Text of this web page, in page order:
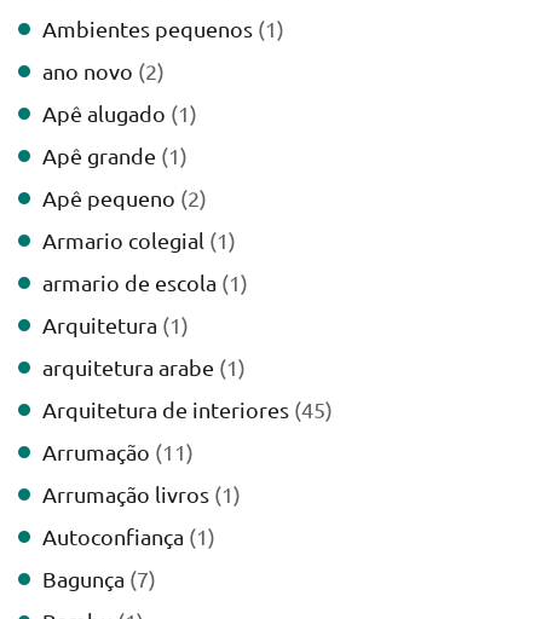
Ambientes pequenos (1)
ano novo (2)
Apê alugado (1)
Apê grande (1)
Apê pequeno (2)
Armario colegial (1)
armario de escola (1)
Arquitetura (1)
arquitetura arabe (1)
Arquitetura de interiores (45)
Arrumação (11)
Arrumação livros (1)
Autoconfiança (1)
Bagunça (7)